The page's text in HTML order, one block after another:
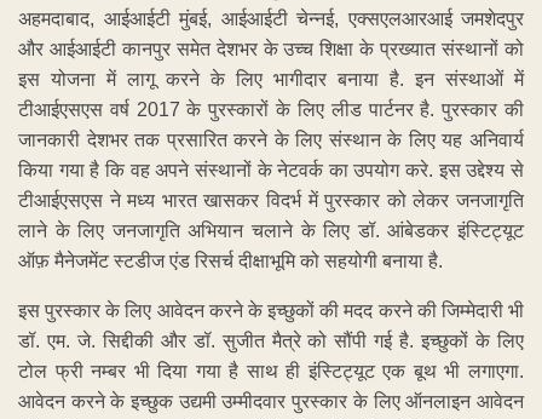
अहमदाबाद, आईआईटी मुंबई, आईआईटी चेन्नई, एक्सएलआरआई जमशेदपुर
और आईआईटी कानपुर समेत देशभर के उच्च शिक्षा के प्रख्यात संस्थानों को
इस योजना में लागू करने के लिए भागीदार बनाया है. इन संस्थाओं में
टीआईएसएस वर्ष 2017 के पुरस्कारों के लिए लीड पार्टनर है. पुरस्कार की
जानकारी देशभर तक प्रसारित करने के लिए संस्थान के लिए यह अनिवार्य
किया गया है कि वह अपने संस्थानों के नेटवर्क का उपयोग करे. इस उद्देश्य से
टीआईएसएस ने मध्य भारत खासकर विदर्भ में पुरस्कार को लेकर जनजागृति
लाने के लिए जनजागृति अभियान चलाने के लिए डॉ. आंबेडकर इंस्टिट्यूट
ऑफ़ मैनेजमेंट स्टडीज एंड रिसर्च दीक्षाभूमि को सहयोगी बनाया है.
इस पुरस्कार के लिए आवेदन करने के इच्छुकों की मदद करने की जिम्मेदारी भी
डॉ. एम. जे. सिद्दीकी और डॉ. सुजीत मैत्रे को सौंपी गई है. इच्छुकों के लिए
टोल फ्री नम्बर भी दिया गया है साथ ही इंस्टिट्यूट एक बूथ भी लगाएगा.
आवेदन करने के इच्छुक उद्यमी उम्मीदवार पुरस्कार के लिए ऑनलाइन आवेदन